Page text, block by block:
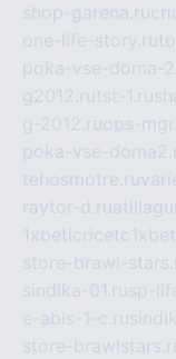
shop-garena.ru
one-life-story.ru
poka-vse-doma-
g2012.rutst-1.ru
g-2012.ruops-
poka-vse-
tehosmotre.ru
raytor-d.ru
store-brawl-
sindika-01.rusp-
e-abis-1-c.ru
store-